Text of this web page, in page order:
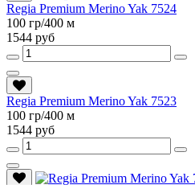
Regia Premium Merino Yak 7524
100 гр/400 м
1544 руб
Regia Premium Merino Yak 7523
100 гр/400 м
1544 руб